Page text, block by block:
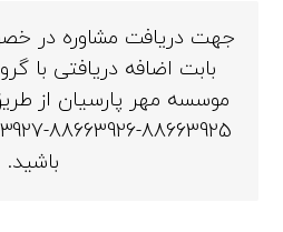
جهت دریافت مشاوره در
بابت اضافه دریافتی با
موسسه مهر پارسیان از
باشید.